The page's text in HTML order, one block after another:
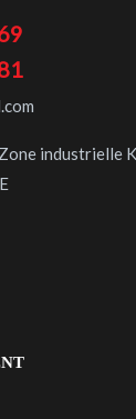
industrielle